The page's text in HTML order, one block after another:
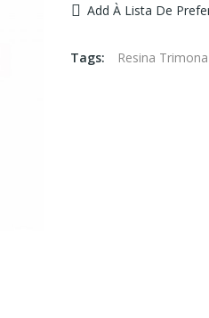
Add À Lista De
Tags: Resina